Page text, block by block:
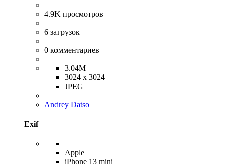
4.9K просмотров
6 загрузок
0 комментариев
3.04M
3024 x 3024
JPEG
Andrey Datso
Exif
Apple
iPhone 13 mini